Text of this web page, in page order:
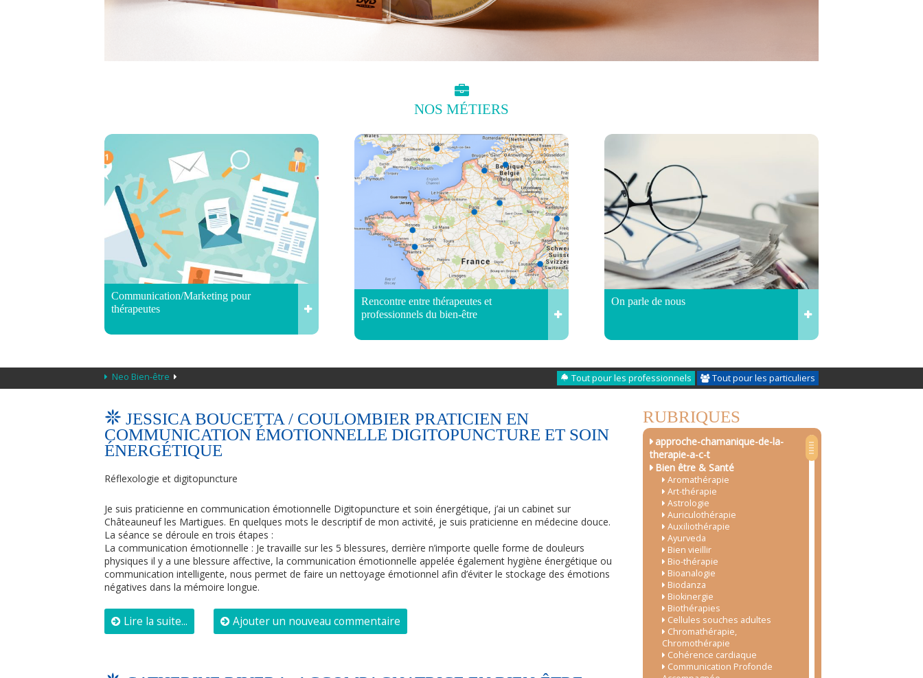
NOS MÉTIERS
Communication/Marketing pour
thérapeutes
Rencontre entre thérapeutes et
professionnels du bien-être
On parle de nous
Neo Bien-être Tout pour les professionnels Tout pour les particuliers
JESSICA BOUCETTA / COULOMBIER PRATICIEN EN
COMMUNICATION ÉMOTIONNELLE DIGITOPUNCTURE ET SOIN
ÉNERGÉTIQUE
Réflexologie et digitopuncture
Je suis praticienne en communication émotionnelle Digitopuncture et soin énergétique, j’ai un cabinet sur
Châteauneuf les Martigues. En quelques mots le descriptif de mon activité, je suis praticienne en médecine douce.
La séance se déroule en trois étapes :
La communication émotionnelle : Je travaille sur les 5 blessures, derrière n’importe quelle forme de douleurs
physiques il y a une blessure affective, la communication émotionnelle appelée également hygiène énergétique ou
communication intelligente, nous permet de faire un nettoyage émotionnel afin d’éviter le stockage des émotions
négatives dans la mémoire longue.
Lire la suite... Ajouter un nouveau commentaire
RUBRIQUES
approche-chamanique-de-la-
therapie-a-c-t
Bien être & Santé
Aromathérapie
Art-thérapie
Astrologie
Auriculothérapie
Auxiliothérapie
Ayurveda
Bien vieillir
Bio-thérapie
Bioanalogie
Biodanza
Biokinergie
Biothérapies
Cellules souches adultes
Chromathérapie,
Chromothérapie
Cohérence cardiaque
Communication Profonde